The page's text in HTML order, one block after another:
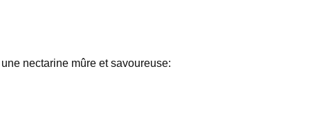
nectarine mûre et savoureuse: